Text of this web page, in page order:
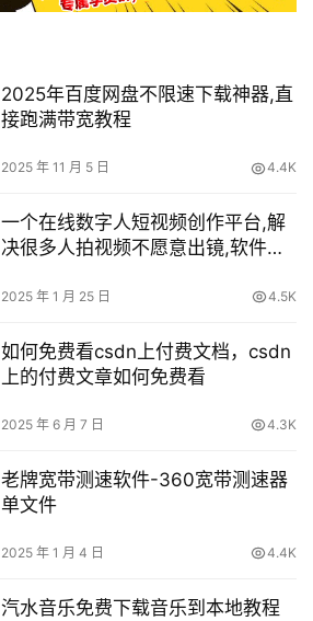
2025年百度网盘不限速下载神器,直
接跑满带宽教程
2025 年 11 月 5 日 4.4K
一个在线数字人短视频创作平台,解
决很多人拍视频不愿意出镜,软件福
2025 年 1 月 25 日 4.5K
如何免费看csdn上付费文档，csdn
上的付费文章如何免费看
2025 年 6 月 7 日 4.3K
老牌宽带测速软件-360宽带测速器
单文件
2025 年 1 月 4 日 4.4K
汽水音乐免费下载音乐到本地教程